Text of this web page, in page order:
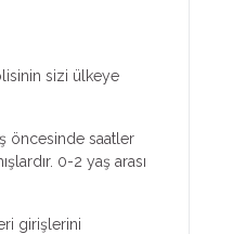
sizi ülkeye
öncesinde saatler
0-2 yaş arası
girişlerini